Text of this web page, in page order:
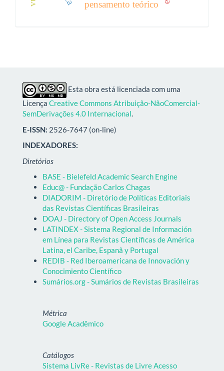
pensamento teórico
Esta obra está licenciada com uma
Licença Creative Commons Atribuição-NãoComercial-
SemDerivações 4.0 Internacional.
E-ISSN: 2526-7647 (on-line)
INDEXADORES:
Diretórios
BASE - Bielefeld Academic Search Engine
Educ@ - Fundação Carlos Chagas
DIADORIM - Diretório de Políticas Editoriais
das Revistas Científicas Brasileiras
DOAJ - Directory of Open Access Journals
LATINDEX - Sistema Regional de Información
em Línea para Revistas Científicas de América
Latina, el Caribe, Espanã y Portugal
REDIB - Red Iberoamericana de Innovación y
Conocimiento Científico
Sumários.org - Sumários de Revistas Brasileiras
Métrica
Google Acadêmico
Catálogos
Sistema LivRe - Revistas de Livre Acesso